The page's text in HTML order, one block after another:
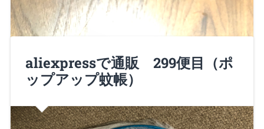
諸君、Nero大佐だ！ 仕事で使っている小物を入れて
いるポーチの代わりを 探して…
Continue Reading →
aliexpressで通販 299便目（ポ
ップアップ蚊帳）